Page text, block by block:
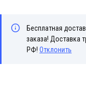
Бесплатная
заказа! Доставка
РФ! Отклонить